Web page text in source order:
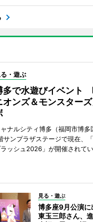
・遊ぶ
多で水遊びイベント
オンズ＆モンスター
ナルシティ博多（福岡市博多
サンプラザステージで現在、
ッシュ2026」が開催されてい
見る・遊ぶ
博多座9月公演に
東玉三郎さん、